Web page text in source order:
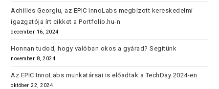
Achilles Georgiu, az EPIC InnoLabs megbízott kereskedelmi
igazgatója írt cikket a Portfolio.hu-n
december 16, 2024
Honnan tudod, hogy valóban okos a gyárad? Segítünk
november 8, 2024
Az EPIC InnoLabs munkatársai is előadtak a TechDay 2024-en
október 22, 2024